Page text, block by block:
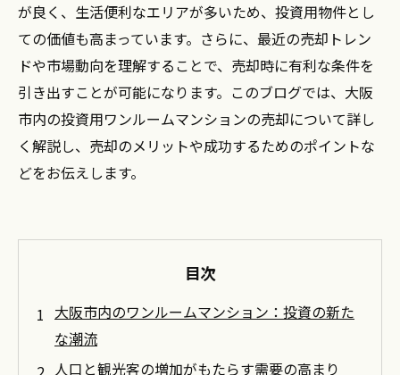
が良く、生活便利なエリアが多いため、投資用物件とし
ての価値も高まっています。さらに、最近の売却トレン
ドや市場動向を理解することで、売却時に有利な条件を
引き出すことが可能になります。このブログでは、大阪
市内の投資用ワンルームマンションの売却について詳し
く解説し、売却のメリットや成功するためのポイントな
どをお伝えします。
目次
大阪市内のワンルームマンション：投資の新た
な潮流
人口と観光客の増加がもたらす需要の高まり